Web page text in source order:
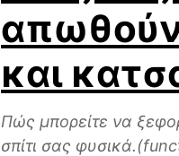
και
Πώς μπορείτε να
σπίτι σας